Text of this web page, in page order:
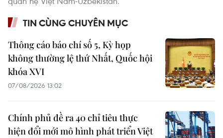
TIN CÙNG CHUYÊN MỤC
Thông cáo báo chí số 5, Kỳ họp
không thường lệ thứ Nhất, Quốc hội
khóa XVI
07/08/2026 13:02
Chính phủ đề ra 40 chỉ tiêu thực
hiện đổi mới mô hình phát triển Việt